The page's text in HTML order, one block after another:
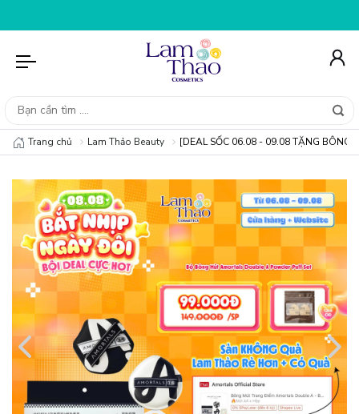
Trang chủ Lam Thảo Beauty [DEAL SỐC 06.08 - 09.08 TẶNG